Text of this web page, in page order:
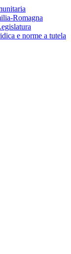
Romagna
e norme a tutela